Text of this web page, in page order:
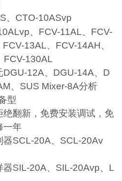
、 CTO-10ASvp
、 FCV-11AL、 FCV-
FCV-13AL、 FCV-14AH、
FCV-130AL
DGU-12A、 DGU-14A、 D
、 SUS Mixer-8A分析
型
绝翻新，免费安装调试，免
一年
器SCL-20A、SCL-20Av
器SIL-20A、SIL-20Avp、L